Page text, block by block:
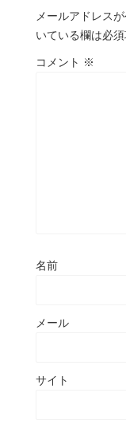
メールアドレス
いている欄は必
コメント ※
名前
メール
サイト